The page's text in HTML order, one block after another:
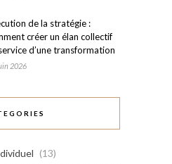
de la stratégie :
créer un élan collectif
d’une transformation
2026
(13)